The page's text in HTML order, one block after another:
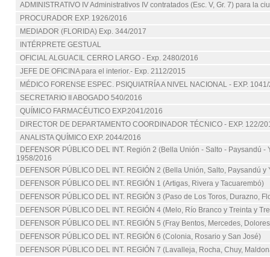
ADMINISTRATIVO IV Administrativos IV contratados (Esc. V, Gr. 7) para la
PROCURADOR EXP. 1926/2016
MEDIADOR (FLORIDA) Exp. 344/2017
INTÉRPRETE GESTUAL
OFICIAL ALGUACIL CERRO LARGO - Exp. 2480/2016
JEFE DE OFICINA para el interior.- Exp. 2112/2015
MÉDICO FORENSE ESPEC. PSIQUIATRÍA A NIVEL NACIONAL - EXP.
SECRETARIO II ABOGADO 540/2016
QUÍMICO FARMACÉUTICO EXP.2041/2016
DIRECTOR DE DEPARTAMENTO COORDINADOR TÉCNICO - EXP. 122/
ANALISTA QUÍMICO EXP. 2044/2016
DEFENSOR PÚBLICO DEL INT. Región 2 (Bella Unión - Salto - Paysandú -
1958/2016
DEFENSOR PÚBLICO DEL INT. REGIÓN 2 (Bella Unión, Salto, Paysandú y
DEFENSOR PÚBLICO DEL INT. REGIÓN 1 (Artigas, Rivera y Tacuarembó)
DEFENSOR PÚBLICO DEL INT. REGIÓN 3 (Paso de Los Toros, Durazno,
DEFENSOR PÚBLICO DEL INT. REGIÓN 4 (Melo, Río Branco y Treinta y
DEFENSOR PÚBLICO DEL INT. REGIÓN 5 (Fray Bentos, Mercedes,
DEFENSOR PÚBLICO DEL INT. REGIÓN 6 (Colonia, Rosario y San José)
DEFENSOR PÚBLICO DEL INT. REGIÓN 7 (Lavalleja, Rocha, Chuy,